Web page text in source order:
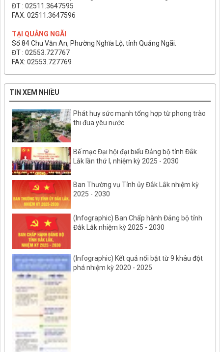
ĐT : 02511.3647595
FAX: 02511.3647596
TẠI QUẢNG NGÃI
Số 84 Chu Văn An, Phường Nghĩa Lộ, tỉnh Quảng Ngãi.
ĐT : 02553.727767
FAX: 02553.727769
TIN XEM NHIỀU
Phát huy sức mạnh tổng hợp từ phong trào
thi đua yêu nước
Bế mạc Đại hội đại biểu Đảng bộ tỉnh Đắk
Lắk lần thứ I, nhiệm kỳ 2025 - 2030
Ban Thường vụ Tỉnh ủy Đắk Lắk nhiệm kỳ
2025 - 2030
(Infographic) Ban Chấp hành Đảng bộ tỉnh
Đắk Lắk nhiệm kỳ 2025 - 2030
(Infographic) Kết quả nổi bật từ 9 khâu đột
phá nhiệm kỳ 2020 - 2025